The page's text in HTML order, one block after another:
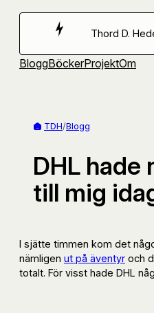
Hoppa
Thord D.
BloggBöckerProjektOm
TDH/Blogg
DHL hade
till mig
I sjätte timmen kom det
nämligen ut på äventyr och
totalt. För visst hade DHL